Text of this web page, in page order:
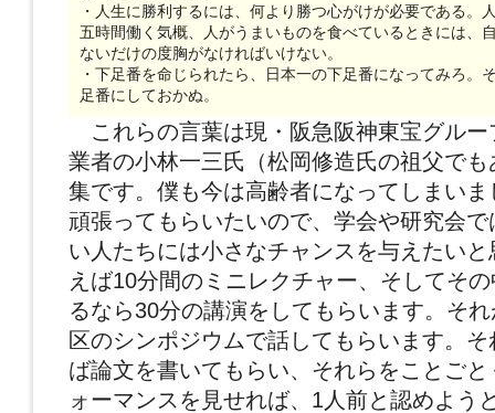
・人生に勝利するには、何より勝つ心がけが必要である。
五時間働く気概、人がうまいものを食べているときには、
ないだけの度胸がなければいけない。
・下足番を命じられたら、日本一の下足番になってみろ。
足番にしておかぬ。
これらの言葉は現・阪急阪神東宝グルー
業者の小林一三氏（松岡修造氏の祖父で
集です。僕も今は高齢者になってしまい
頑張ってもらいたいので、学会や研究会
い人たちには小さなチャンスを与えたい
えば10分間のミニレクチャー、そしてそ
るなら30分の講演をしてもらいます。そ
区のシンポジウムで話してもらいます。
ば論文を書いてもらい、それらをことご
ォーマンスを見せれば、1人前と認めよう